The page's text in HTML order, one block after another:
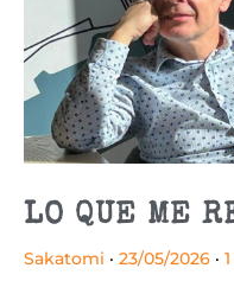
LO QUE ME
Sakatomi 23/05/2026